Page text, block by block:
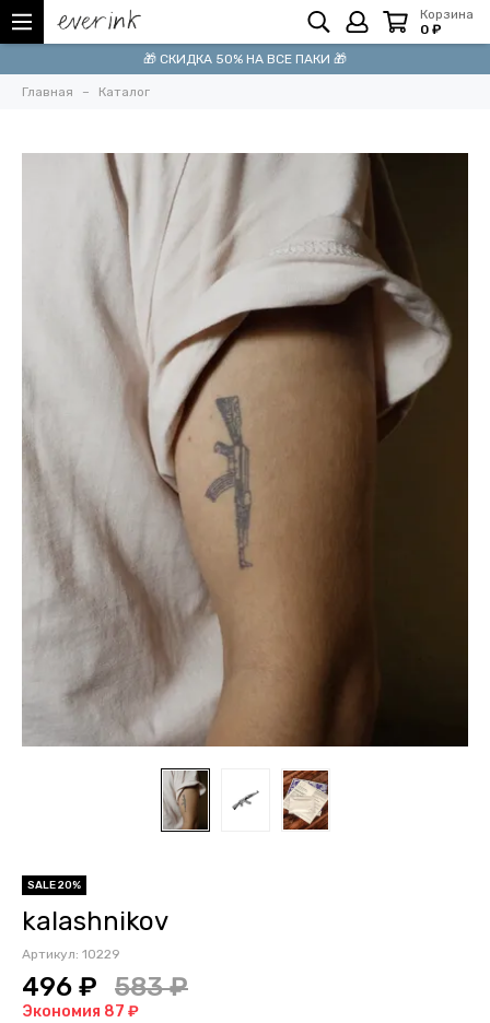
Корзина
0 ₽
🎁 СКИДКА 50% НА ВСЕ ПАКИ 🎁
Главная Каталог
SALE 20%
kalashnikov
Артикул: 10229
496 ₽ 583 ₽
Экономия 87 ₽